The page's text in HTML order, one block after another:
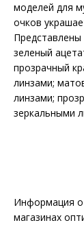
моделей для
очков
зеленый
прозрачный
линзами;
линзами;
зеркальными
Информация о
магазинах